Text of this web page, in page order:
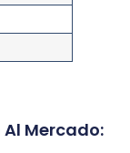
Mercado: